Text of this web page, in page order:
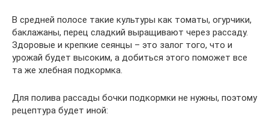
В средней полосе такие культуры как томаты, огурчики,
баклажаны, перец сладкий выращивают через рассаду.
Здоровые и крепкие сеянцы – это залог того, что и
урожай будет высоким, а добиться этого поможет все
та же хлебная подкормка.
Для полива рассады бочки подкормки не нужны, поэтому
рецептура будет иной: